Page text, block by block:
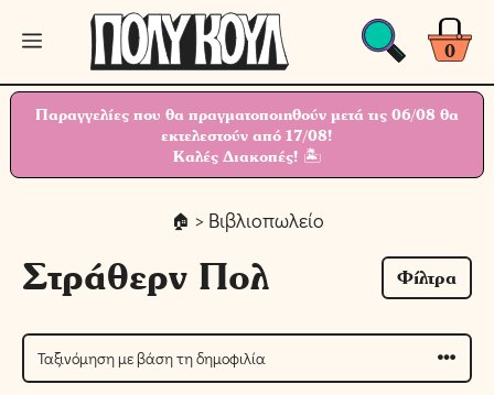
Μετάβαση
περιεχόμενο
0
Μενού
Παραγγελίες που θα πραγματοποιηθούν μετά τις 06/08 θα
εκτελεστούν από 17/08!
Καλές Διακοπές! 🏝
> Βιβλιοπωλείο
Στράθερν Πολ Φίλτρα